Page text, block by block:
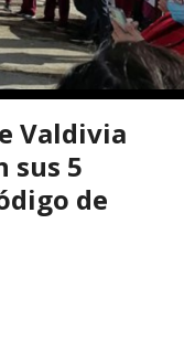
Valdivia
sus 5
de